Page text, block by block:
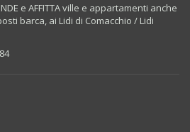
e AFFITTA ville e appartamenti anche
barca, ai Lidi di Comacchio / Lidi